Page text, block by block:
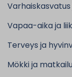
Vapaa-aika ja
Terveys ja
Mökki ja matkailu